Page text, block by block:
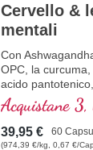
Cervello &
mentali
Con
OPC, la
acido
normale
nella sintesi e nel
Acquistane
39,95 € 60
(974,39 €/kg, 0,67 €/